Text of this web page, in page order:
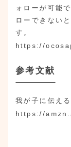
ォローが可能
ローできない
す。
https://
参考文献
我が子に伝え
https://